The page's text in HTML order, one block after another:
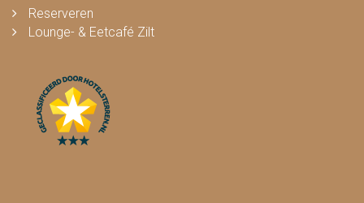
Reserveren
Lounge- & Eetcafé Zilt